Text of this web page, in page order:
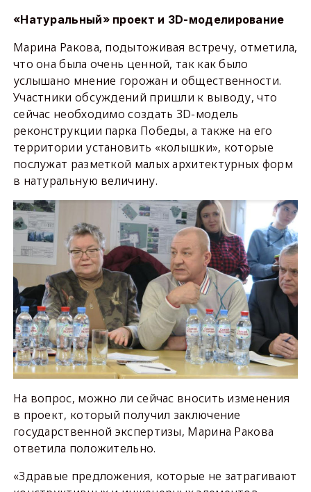
«Натуральный» проект и 3D-моделирование
Марина Ракова, подытоживая встречу, отметила,
что она была очень ценной, так как было
услышано мнение горожан и общественности.
Участники обсуждений пришли к выводу, что
сейчас необходимо создать 3D-модель
реконструкции парка Победы, а также на его
территории установить «колышки», которые
послужат разметкой малых архитектурных форм
в натуральную величину.
На вопрос, можно ли сейчас вносить изменения
в проект, который получил заключение
государственной экспертизы, Марина Ракова
ответила положительно.
«Здравые предложения, которые не затрагивают